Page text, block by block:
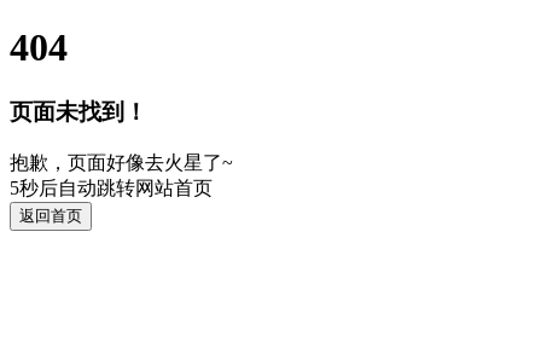
404
页面未找到！
抱歉，页面好像去火星了~
5秒后自动跳转网站首页
返回首页